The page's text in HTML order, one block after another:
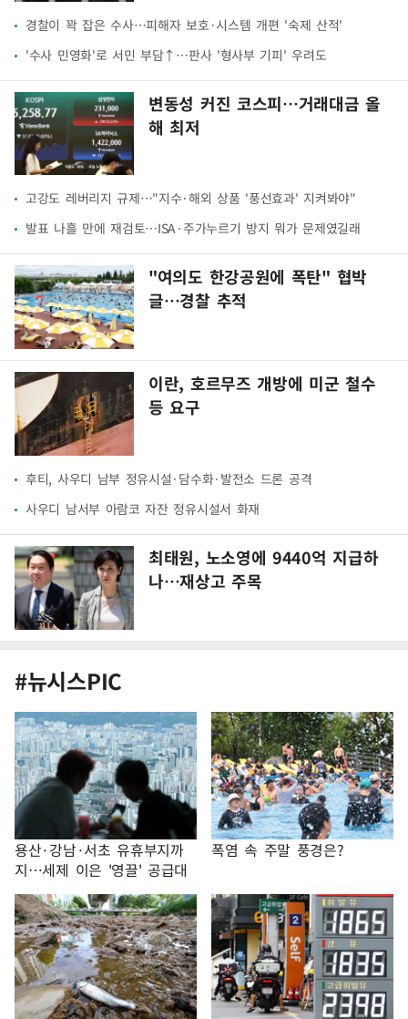
경찰이 꽉 잡은 수사…피해자 보호·시스템 개편 '숙제 산적'
'수사 민영화'로 서민 부담↑…판사 '형사부 기피' 우려도
변동성 커진 코스피…거래대금 올
해 최저
고강도 레버리지 규제…"지수·해외 상품 '풍선효과' 지켜봐야"
발표 나흘 만에 재검토…ISA·주가누르기 방지 뭐가 문제였길래
"여의도 한강공원에 폭탄" 협박
글…경찰 추적
이란, 호르무즈 개방에 미군 철수
등 요구
후티, 사우디 남부 정유시설·담수화·발전소 드론 공격
사우디 남서부 아람코 자잔 정유시설서 화재
최태원, 노소영에 9440억 지급하
나…재상고 주목
#뉴시스PIC
용산·강남·서초 유휴부지까
지…세제 이은 '영끌' 공급대
책 윤곽
폭염 속 주말 풍경은?